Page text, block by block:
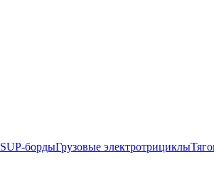
SUP-бордыГрузовые электротрициклы